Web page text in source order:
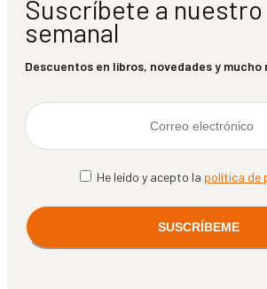
Suscríbete a
semanal
Descuentos en libros, novedades y mucho
He leído y acepto la política de